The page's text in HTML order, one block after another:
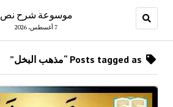
موسوعة شرح نص
7 أغسطس، 2026